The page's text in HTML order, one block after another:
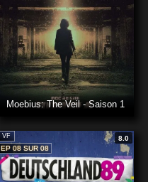
Moebius: The Veil - Saison 1
VF
8.0
EP 08 SUR 08